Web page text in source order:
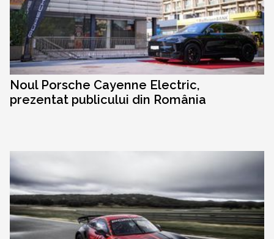
Noul Porsche Cayenne Electric,
prezentat publicului din România